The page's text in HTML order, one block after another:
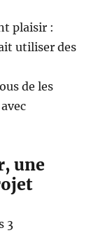
plaisir :
utiliser des
de les
une
3